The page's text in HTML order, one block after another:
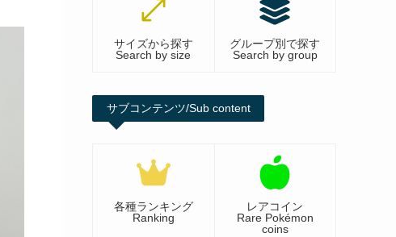
サイズから探す
Search by size
グループ別で探す
Search by group
サブコンテンツ/Sub content
各種ランキング
Ranking
レアコイン
Rare Pokémon
coins